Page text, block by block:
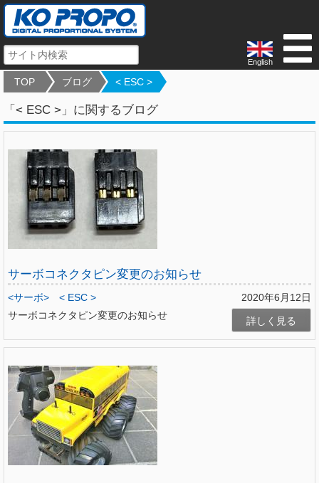
English
TOP ブログ < ESC >
「< ESC >」に関するブログ
サーボコネクタピン変更のお知らせ
2020年6月12日
<サーボ>
< ESC >
サーボコネクタピン変更のお知らせ
詳しく見る